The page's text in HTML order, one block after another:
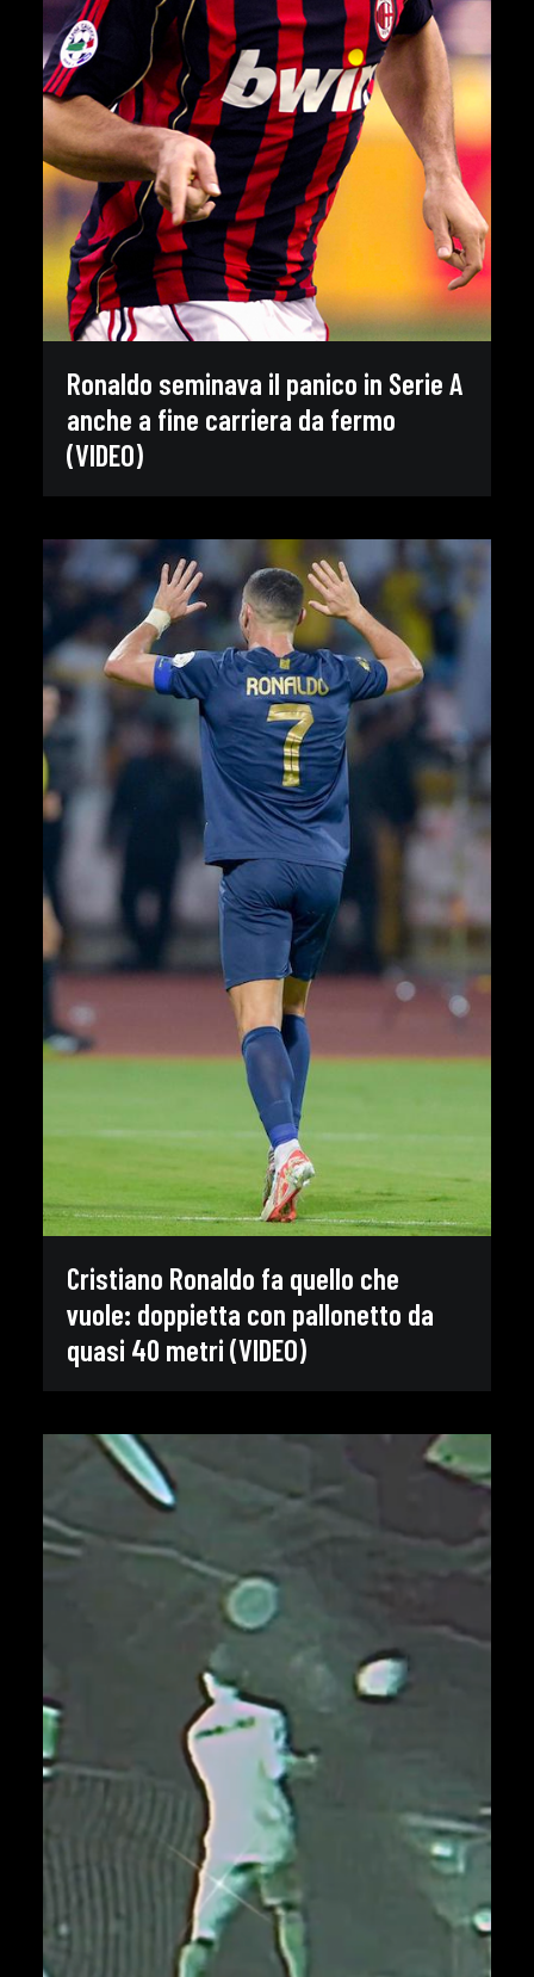
Ronaldo seminava il panico in Serie A
anche a fine carriera da fermo
(VIDEO)
Cristiano Ronaldo fa quello che
vuole: doppietta con pallonetto da
quasi 40 metri (VIDEO)